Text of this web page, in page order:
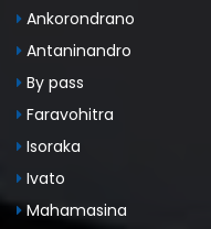
Ankorondrano
Antaninandro
By pass
Faravohitra
Isoraka
Ivato
Mahamasina